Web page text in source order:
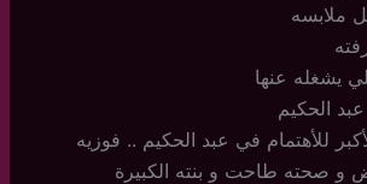
ملابسه
يشغله عنها
الحكيم
للأهتمام في عبد الحكيم .. فوزيه
و صحته طاحت و بنته الكبيرة